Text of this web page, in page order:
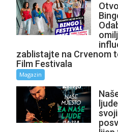
zablistajte na Crvenom
Film Festivala
Magazin